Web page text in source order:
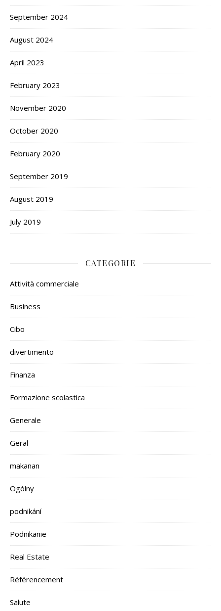
September 2024
August 2024
April 2023
February 2023
November 2020
October 2020
February 2020
September 2019
August 2019
July 2019
CATEGORIE
Attività commerciale
Business
Cibo
divertimento
Finanza
Formazione scolastica
Generale
Geral
makanan
Ogólny
podnikání
Podnikanie
Real Estate
Référencement
Salute